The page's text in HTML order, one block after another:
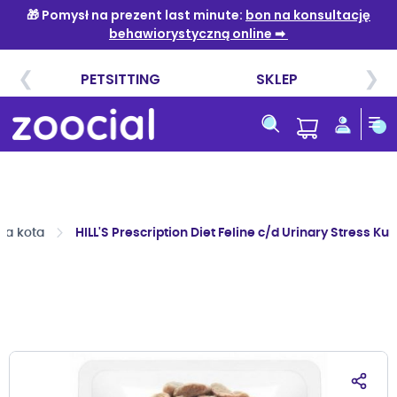
do
treści
kota HILL'S Prescription Diet Feline c/d Urinary Stress
Przejdź